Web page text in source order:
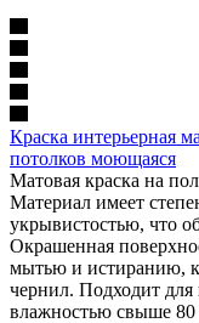
Краска интерьерная
потолков моющаяся
Матовая краска на
Материал имеет
укрывистостью, что
Окрашенная
мытью и истиранию, к
чернил. Подходит
влажностью свыше 80